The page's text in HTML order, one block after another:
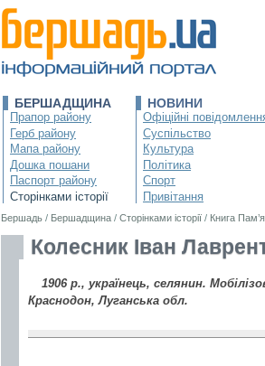
БЕРШАДЩИНА
Прапор району
Герб району
Мапа району
Дошка пошани
Паспорт району
Сторінками історії
НОВИНИ
Офіційні
Суспільство
Культура
Політика
Спорт
Привітання
Бершадь / Бершадщина / Сторінками історії / Книга
Колесник Іван
1906 р., українець, селянин.
Краснодон, Луганська обл.